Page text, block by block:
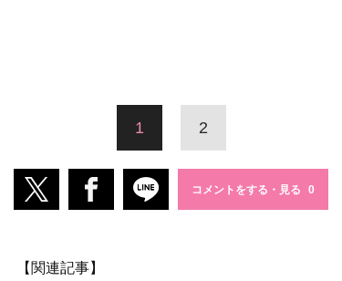
1 2
コメントをする・見る
【関連記事】